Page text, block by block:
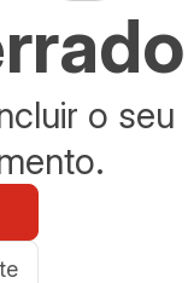
o seu